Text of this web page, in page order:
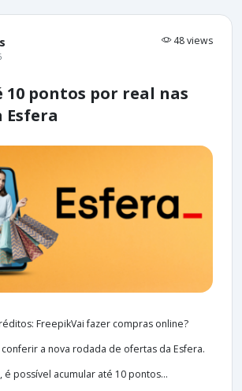
48 views
10 pontos por real nas
FreepikVai fazer compras online?
a nova rodada de ofertas da Esfera.
é possível acumular até 10 pontos...